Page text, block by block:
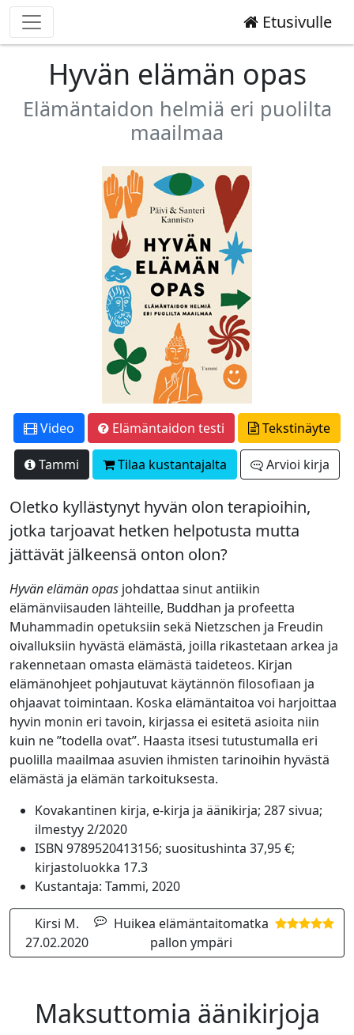
Etusivulle
Hyvän elämän opas
Elämäntaidon helmiä eri puolilta
maailmaa
Video Elämäntaidon testi Tekstinäyte
Tammi Tilaa kustantajalta Arvioi kirja
Oletko kyllästynyt hyvän olon terapioihin,
jotka tarjoavat hetken helpotusta mutta
jättävät jälkeensä onton olon?
Hyvän elämän opas johdattaa sinut antiikin
elämänviisauden lähteille, Buddhan ja profeetta
Muhammadin opetuksiin sekä Nietzschen ja Freudin
oivalluksiin hyvästä elämästä, joilla rikastetaan arkea ja
rakennetaan omasta elämästä taideteos. Kirjan
elämänohjeet pohjautuvat käytännön filosofiaan ja
ohjaavat toimintaan. Koska elämäntaitoa voi harjoittaa
hyvin monin eri tavoin, kirjassa ei esitetä asioita niin
kuin ne ”todella ovat”. Haasta itsesi tutustumalla eri
puolilla maailmaa asuvien ihmisten tarinoihin hyvästä
elämästä ja elämän tarkoituksesta.
Kovakantinen kirja, e-kirja ja äänikirja; 287 sivua;
ilmestyy 2/2020
ISBN 9789520413156; suositushinta 37,95 €;
kirjastoluokka 17.3
Kustantaja: Tammi, 2020
Kirsi M.
27.02.2020
Huikea elämäntaitomatka
pallon ympäri
Maksuttomia äänikirjoja